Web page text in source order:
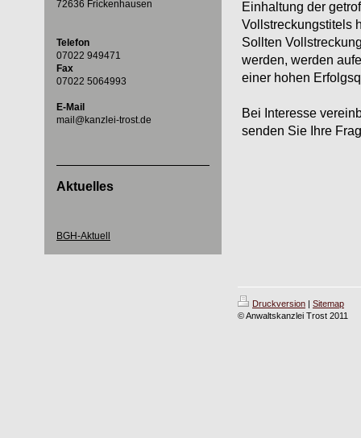
72636 Frickenhausen
Telefon
07022 949471
Fax
07022 5064993
E-Mail
mail@kanzlei-trost.de
Aktuelles
BGH-Aktuell
Einhaltung der
Vollstreckungstitels
Sollten
werden, werden
einer hohen
Bei Interesse
senden Sie Ihre
Druckversion | Sitemap
© Anwaltskanzlei Trost 2011